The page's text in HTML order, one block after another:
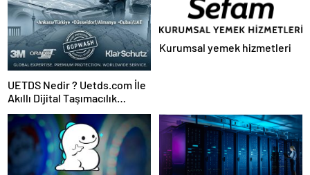
UETDS Nedir ? Uetds.com İle
Akıllı Dijital Taşımacılık
Kurumsal yemek hizmetleri